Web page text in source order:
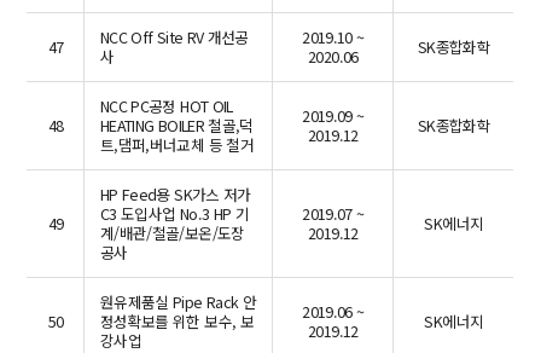
47
NCC Off Site RV 개선공
사
2019.10 ~
2020.06
SK종합화학
48
NCC PC공정 HOT OIL
HEATING BOILER 철골,덕
트,댐퍼,버너교체 등 철거
2019.09 ~
2019.12
SK종합화학
49
HP Feed용 SK가스 저가
C3 도입사업 No.3 HP 기
계/배관/철골/보온/도장
공사
2019.07 ~
2019.12
SK에너지
50
원유제품실 Pipe Rack 안
정성확보를 위한 보수, 보
강사업
2019.06 ~
2019.12
SK에너지